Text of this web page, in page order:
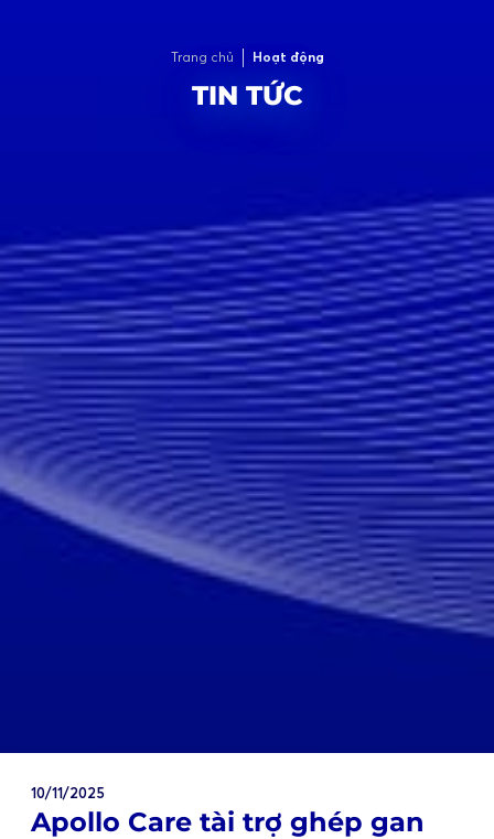
Trang chủ Hoạt động
TIN TỨC
10/11/2025
Apollo Care tài trợ ghép gan